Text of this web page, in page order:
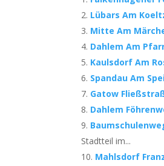
Lübars Am
Mitte Am
Dahlem Am
Kaulsdorf Am
Spandau Am
Gatow
Dahlem
Stadtteil im...
Mahlsdorf